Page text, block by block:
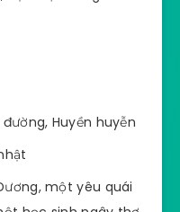
Huyền huyễn
một yêu quái